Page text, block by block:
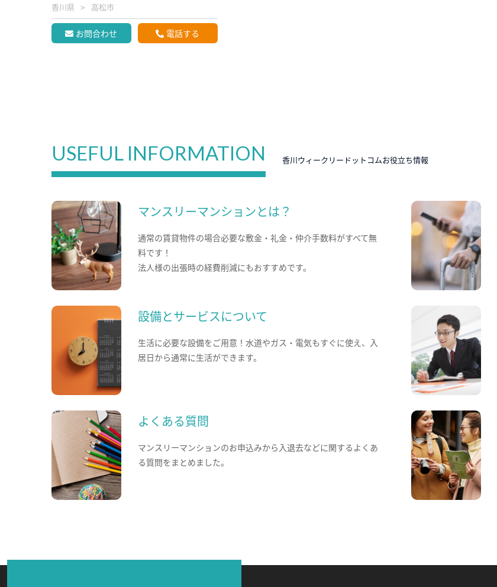
香川県 高松市
お問合わせ 電話する
USEFUL INFORMATION 香川ウィークリードットコムお役立ち情報
マンスリーマンションとは？
通常の賃貸物件の場合必要な敷金・礼金・仲介手数料がすべて無
料です！
法人様の出張時の経費削減にもおすすめです。
設備とサービスについて
生活に必要な設備をご用意！水道やガス・電気もすぐに使え、入
居日から通常に生活ができます。
よくある質問
マンスリーマンションのお申込みから入退去などに関するよくあ
る質問をまとめました。